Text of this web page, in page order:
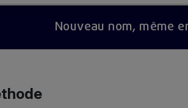
Nouveau nom, même